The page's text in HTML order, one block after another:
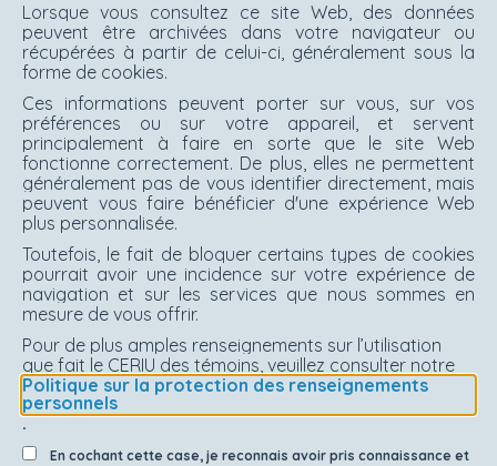
Lorsque vous consultez ce site Web, des données
peuvent être archivées dans votre navigateur ou
récupérées à partir de celui-ci, généralement sous la
forme de cookies.
Ces informations peuvent porter sur vous, sur vos
préférences ou sur votre appareil, et servent
principalement à faire en sorte que le site Web
fonctionne correctement. De plus, elles ne permettent
généralement pas de vous identifier directement, mais
peuvent vous faire bénéficier d'une expérience Web
plus personnalisée.
Toutefois, le fait de bloquer certains types de cookies
pourrait avoir une incidence sur votre expérience de
navigation et sur les services que nous sommes en
mesure de vous offrir.
Pour de plus amples renseignements sur l’utilisation
que fait le CERIU des témoins, veuillez consulter notre
Politique sur la protection des renseignements
personnels
.
En cochant cette case, je reconnais avoir pris connaissance et